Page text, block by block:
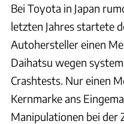
Bei Toyota in Japan
letzten Jahres startete
Autohersteller einen
Daihatsu wegen
Crashtests. Nur einen
Kernmarke ans
Manipulationen bei der